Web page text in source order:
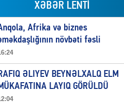
və
Elşad Abdullayevin
erməniləri
maliyyələşdirən oğlu
niyə Azərbaycana
ekstradisiya olunmur?
XƏBƏR LENTİ
Afrika və biznes
növbəti fəsli
ƏLIYEV BEYNƏLXALQ ELM
LAYIQ GÖRÜLDÜ